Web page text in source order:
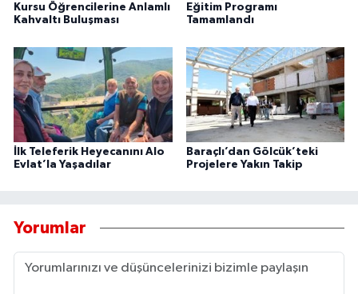
Kursu Öğrencilerine Anlamlı
Kahvaltı Buluşması
Eğitim Programı
Tamamlandı
İlk Teleferik Heyecanını Alo
Evlat’la Yaşadılar
Baraçlı’dan Gölcük’teki
Projelere Yakın Takip
Yorumlar